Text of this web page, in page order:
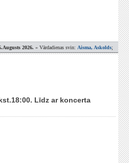
2026. » Vārdadienas svin: Aisma, Askolds;
Līdz ar koncerta